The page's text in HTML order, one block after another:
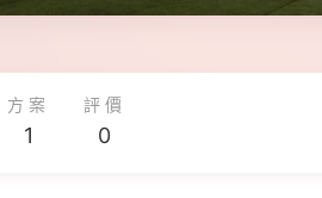
方案
1
評價
0